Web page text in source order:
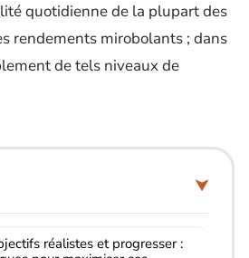
quotidienne de la plupart des
rendements mirobolants ; dans
de tels niveaux de
réalistes et progresser :